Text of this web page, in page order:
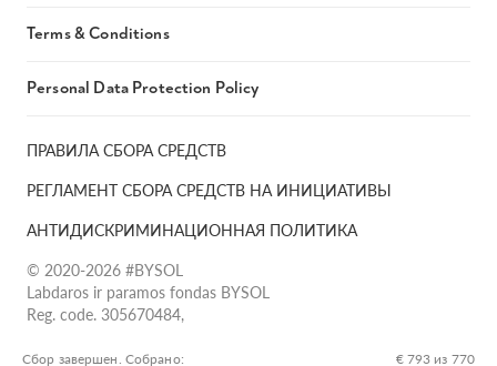
Сбор завершен. Собрано: € 793 из 770
ПРАВИЛА СБОРА СРЕДСТВ
РЕГЛАМЕНТ СБОРА СРЕДСТВ НА ИНИЦИАТИВЫ
АНТИДИСКРИМИНАЦИОННАЯ ПОЛИТИКА
© 2020-2026 #BYSOL
Labdaros ir paramos fondas BYSOL
Reg. code. 305670484,
g.17-1, LT-13253
Terms & Conditions
Personal Data Protection Policy